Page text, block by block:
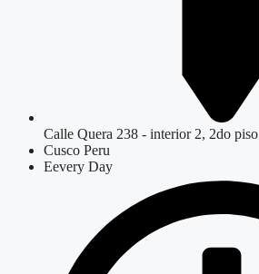
Calle Quera 238 - interior 2, 2do piso
Cusco Peru
Eevery Day